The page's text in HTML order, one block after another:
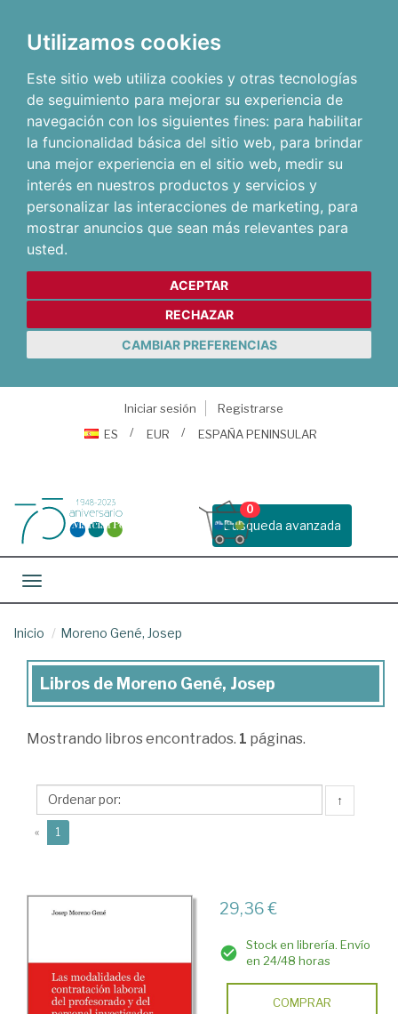
Utilizamos cookies
Este sitio web utiliza cookies y otras tecnologías
de seguimiento para mejorar su experiencia de
navegación con los siguientes fines: para habilitar
la funcionalidad básica del sitio web, para brindar
una mejor experiencia en el sitio web, medir su
interés en nuestros productos y servicios y
personalizar las interacciones de marketing, para
mostrar anuncios que sean más relevantes para
usted.
ACEPTAR
RECHAZAR
CAMBIAR PREFERENCIAS
Iniciar sesión
Registrarse
ES
EUR ESPAÑA PENINSULAR
Busqueda avanzada
0
Toggle navigation
Inicio Moreno Gené, Josep
Libros
Moreno
Josep
Libros de Moreno Gené, Josep
Mostrando libros encontrados. 1 páginas.
↑
« 1
29,36 €
Stock en librería. Envío
en 24/48 horas
COMPRAR